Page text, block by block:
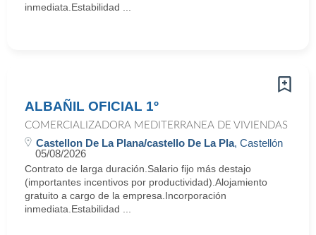
inmediata.Estabilidad ...
ALBAÑIL OFICIAL 1º
COMERCIALIZADORA MEDITERRANEA DE VIVIENDAS
Castellon De La Plana/castello De La Pla, Castellón
05/08/2026
Contrato de larga duración.Salario fijo más destajo
(importantes incentivos por productividad).Alojamiento
gratuito a cargo de la empresa.Incorporación
inmediata.Estabilidad ...